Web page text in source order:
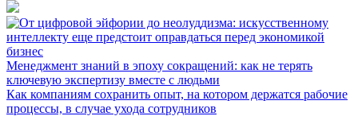
бизнес
Менеджмент знаний в эпоху сокращений: как не терять
ключевую экспертизу вместе с людьми
Как компаниям сохранить опыт, на котором держатся рабочие
процессы, в случае ухода сотрудников